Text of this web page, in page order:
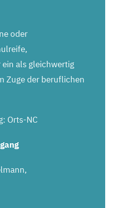
oder
als gleichwertig
Zuge der beruflichen
Orts-NC